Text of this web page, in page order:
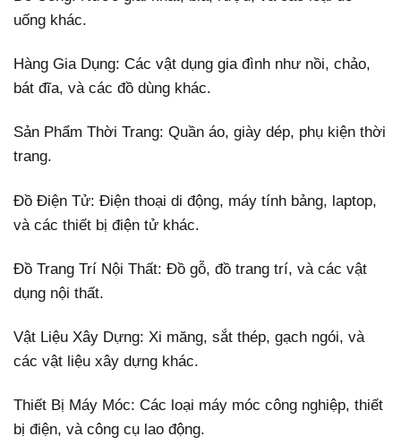
uống khác.
Hàng Gia Dụng: Các vật dụng gia đình như nồi, chảo,
bát đĩa, và các đồ dùng khác.
Sản Phẩm Thời Trang: Quần áo, giày dép, phụ kiện thời
trang.
Đồ Điện Tử: Điện thoại di động, máy tính bảng, laptop,
và các thiết bị điện tử khác.
Đồ Trang Trí Nội Thất: Đồ gỗ, đồ trang trí, và các vật
dụng nội thất.
Vật Liệu Xây Dựng: Xi măng, sắt thép, gạch ngói, và
các vật liệu xây dựng khác.
Thiết Bị Máy Móc: Các loại máy móc công nghiệp, thiết
bị điện, và công cụ lao động.